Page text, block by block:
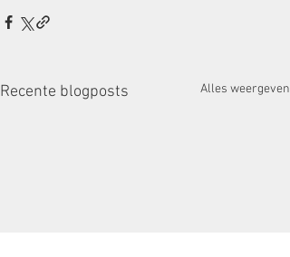
Recente blogposts Alles weergeven